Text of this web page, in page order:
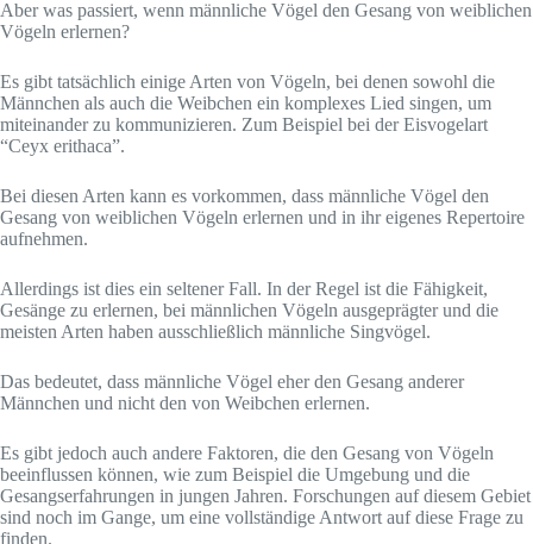
Aber was passiert, wenn männliche Vögel den Gesang von weiblichen
Vögeln erlernen?
Es gibt tatsächlich einige Arten von Vögeln, bei denen sowohl die
Männchen als auch die Weibchen ein komplexes Lied singen, um
miteinander zu kommunizieren. Zum Beispiel bei der Eisvogelart
“Ceyx erithaca”.
Bei diesen Arten kann es vorkommen, dass männliche Vögel den
Gesang von weiblichen Vögeln erlernen und in ihr eigenes Repertoire
aufnehmen.
Allerdings ist dies ein seltener Fall. In der Regel ist die Fähigkeit,
Gesänge zu erlernen, bei männlichen Vögeln ausgeprägter und die
meisten Arten haben ausschließlich männliche Singvögel.
Das bedeutet, dass männliche Vögel eher den Gesang anderer
Männchen und nicht den von Weibchen erlernen.
Es gibt jedoch auch andere Faktoren, die den Gesang von Vögeln
beeinflussen können, wie zum Beispiel die Umgebung und die
Gesangserfahrungen in jungen Jahren. Forschungen auf diesem Gebiet
sind noch im Gange, um eine vollständige Antwort auf diese Frage zu
finden.